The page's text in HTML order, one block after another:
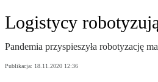
Logistycy
Pandemia przyspieszyła robotyzację
Publikacja: 18.11.2020 12:36